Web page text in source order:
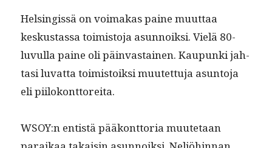
Helsingis­sä on voimakas paine muut­taa
keskus­tas­sa toimis­to­ja asun­noik­si. Vielä 80-
luvul­la paine oli päin­vas­tainen. Kaupun­ki jah­
tasi luvat­ta toimis­toik­si muutet­tu­ja asun­to­ja
eli piilokonttoreita.
WSOY:n entistä pääkont­to­ria muute­taan